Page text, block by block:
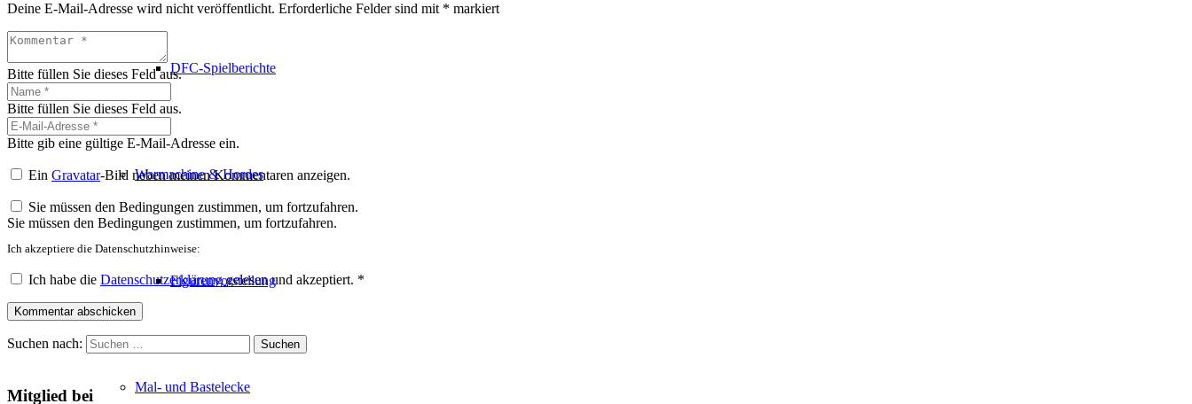
DFC-Spielberichte
Warmachine & Hordes
Figurenvorstellung
Mal- und Bastelecke
Deine E-Mail-Adresse wird nicht veröffentlicht. Erforderliche Felder sind mit * markiert
Bitte füllen Sie dieses Feld aus.
Bitte füllen Sie dieses Feld aus.
Bitte gib eine gültige E-Mail-Adresse ein.
EinGravatar-Bild neben meinen Kommentaren anzeigen.
Sie müssen den Bedingungen zustimmen, um fortzufahren.
Sie müssen den Bedingungen zustimmen, um fortzufahren.
Ich akzeptiere die Datenschutzhinweise:
Ich habe die Datenschutzerklärunggelesen und akzeptiert. *
Kommentar abschicken
Suchen nach:
Mitglied bei